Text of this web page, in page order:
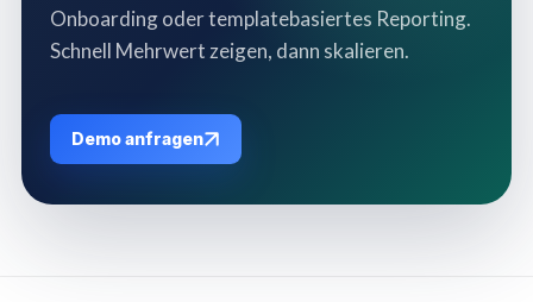
Onboarding oder templatebasiertes Reporting.
Schnell Mehrwert zeigen, dann skalieren.
Demo anfragen